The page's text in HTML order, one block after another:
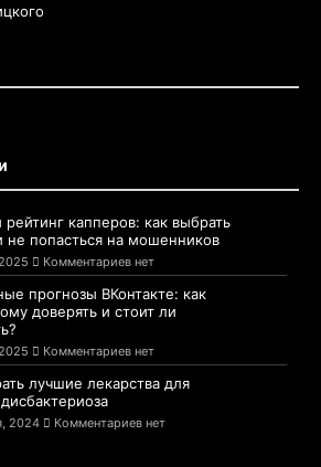
капперов: как выбрать
не попасться на мошенников
Комментариев нет
прогнозы ВКонтакте: как
доверять и стоит ли
Комментариев нет
лучшие лекарства для
2024 Комментариев нет